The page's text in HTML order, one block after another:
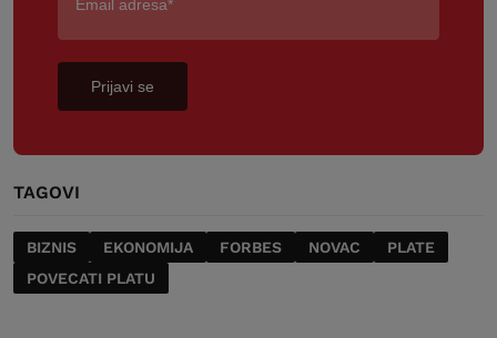
Prijavi se
TAGOVI
BIZNIS EKONOMIJA FORBES NOVAC
PLATE
POVECATI PLATU